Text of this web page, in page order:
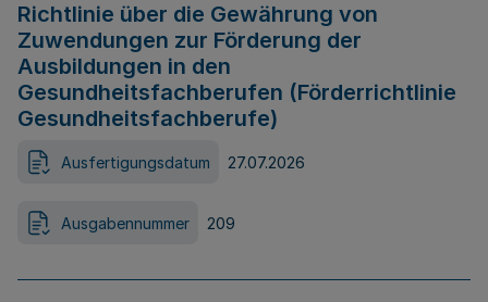
Richtlinie über die Gewährung von
Zuwendungen zur Förderung der
Ausbildungen in den
Gesundheitsfachberufen (Förderrichtlinie
Gesundheitsfachberufe)
Ausfertigungsdatum 27.07.2026
Ausgabennummer 209